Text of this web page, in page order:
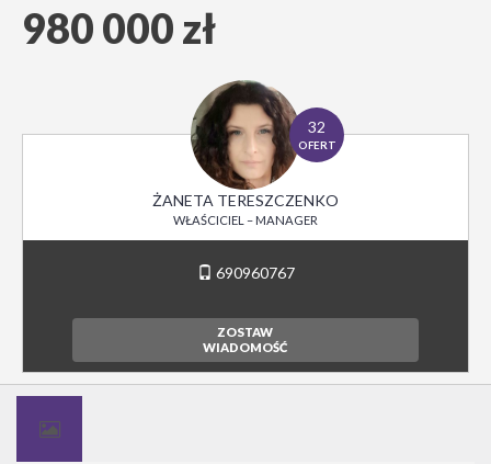
980 000 zł
32
OFERT
ŻANETA TERESZCZENKO
WŁAŚCICIEL – MANAGER
690960767
ZOSTAW
WIADOMOŚĆ